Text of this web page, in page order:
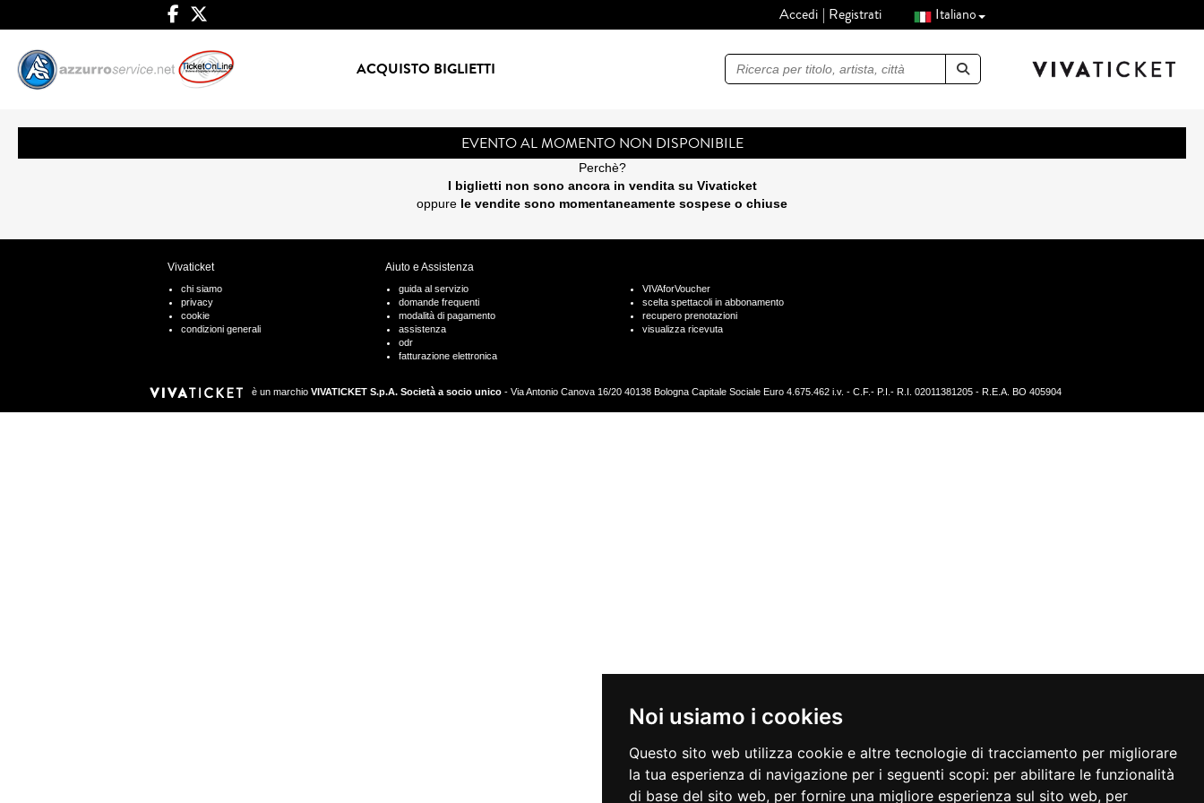
Noi usiamo i cookies
Questo sito web utilizza cookie e altre tecnologie di tracciamento per migliorare
la tua esperienza di navigazione per i seguenti scopi: per abilitare le funzionalità
di base del sito web, per fornire una migliore esperienza sul sito web, per
Accedi Registrati Italiano
ACQUISTO BIGLIETTI Ricerca
EVENTO AL MOMENTO NON DISPONIBILE
Perchè?
I biglietti non sono ancora in vendita su Vivaticket
oppure le vendite sono momentaneamente sospese o chiuse
Vivaticket
chi siamo
privacy
cookie
condizioni generali
Aiuto e Assistenza
guida al servizio
domande frequenti
modalità di pagamento
assistenza
odr
fatturazione elettronica
VIVAforVoucher
scelta spettacoli in abbonamento
recupero prenotazioni
visualizza ricevuta
è un marchio VIVATICKET S.p.A. Società a socio unico- Via Antonio Canova 16/20 40138 Bologna Capitale Sociale Euro 4.675.462 i.v. - C.F.- P.I.- R.I. 02011381205 - R.E.A. BO 405904